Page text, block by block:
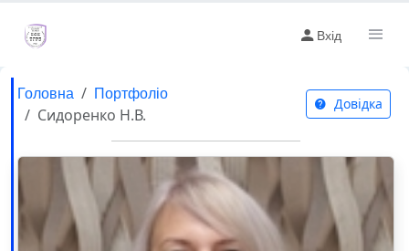
Вхід
Головна Портфоліо
Сидоренко Н.В.
Довідка